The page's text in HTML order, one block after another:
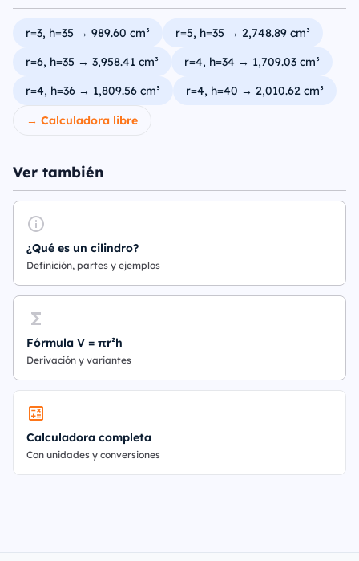
r=3, h=35 → 989.60 cm³
r=5, h=35 → 2,748.89 cm³
r=6, h=35 → 3,958.41 cm³
r=4, h=34 → 1,709.03 cm³
r=4, h=36 → 1,809.56 cm³
r=4, h=40 → 2,010.62 cm³
→ Calculadora libre
Ver también
¿Qué es un cilindro?
Definición, partes y ejemplos
Fórmula V = πr²h
Derivación y variantes
Calculadora completa
Con unidades y conversiones